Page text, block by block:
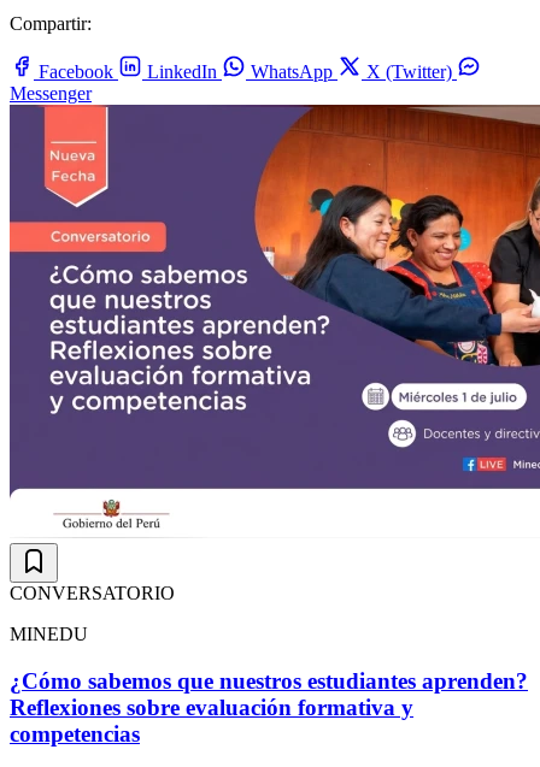
Compartir:
Facebook LinkedIn WhatsApp
X (Twitter)
Messenger
CONVERSATORIO
MINEDU
¿Cómo sabemos que nuestros estudiantes aprenden?
Reflexiones sobre evaluación formativa y
competencias